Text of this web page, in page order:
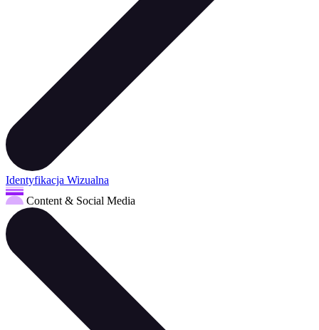
Identyfikacja Wizualna
Content & Social Media